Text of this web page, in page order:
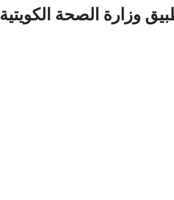
وزارة الصحة الكويتية